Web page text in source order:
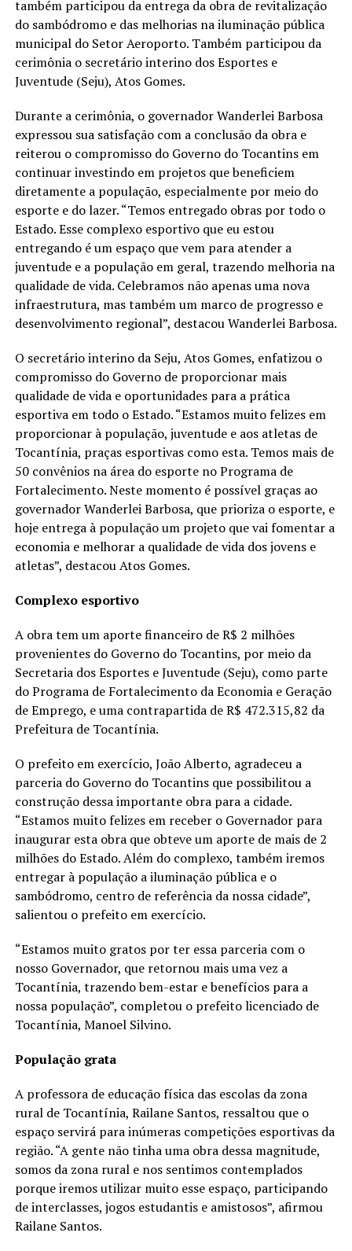
também participou da entrega da obra de revitalização
do sambódromo e das melhorias na iluminação pública
municipal do Setor Aeroporto. Também participou da
cerimônia o secretário interino dos Esportes e
Juventude (Seju), Atos Gomes.
Durante a cerimônia, o governador Wanderlei Barbosa
expressou sua satisfação com a conclusão da obra e
reiterou o compromisso do Governo do Tocantins em
continuar investindo em projetos que beneficiem
diretamente a população, especialmente por meio do
esporte e do lazer. “Temos entregado obras por todo o
Estado. Esse complexo esportivo que eu estou
entregando é um espaço que vem para atender a
juventude e a população em geral, trazendo melhoria na
qualidade de vida. Celebramos não apenas uma nova
infraestrutura, mas também um marco de progresso e
desenvolvimento regional”, destacou Wanderlei Barbosa.
O secretário interino da Seju, Atos Gomes, enfatizou o
compromisso do Governo de proporcionar mais
qualidade de vida e oportunidades para a prática
esportiva em todo o Estado. “Estamos muito felizes em
proporcionar à população, juventude e aos atletas de
Tocantínia, praças esportivas como esta. Temos mais de
50 convênios na área do esporte no Programa de
Fortalecimento. Neste momento é possível graças ao
governador Wanderlei Barbosa, que prioriza o esporte, e
hoje entrega à população um projeto que vai fomentar a
economia e melhorar a qualidade de vida dos jovens e
atletas”, destacou Atos Gomes.
Complexo esportivo
A obra tem um aporte financeiro de R$ 2 milhões
provenientes do Governo do Tocantins, por meio da
Secretaria dos Esportes e Juventude (Seju), como parte
do Programa de Fortalecimento da Economia e Geração
de Emprego, e uma contrapartida de R$ 472.315,82 da
Prefeitura de Tocantínia.
O prefeito em exercício, João Alberto, agradeceu a
parceria do Governo do Tocantins que possibilitou a
construção dessa importante obra para a cidade.
“Estamos muito felizes em receber o Governador para
inaugurar esta obra que obteve um aporte de mais de 2
milhões do Estado. Além do complexo, também iremos
entregar à população a iluminação pública e o
sambódromo, centro de referência da nossa cidade”,
salientou o prefeito em exercício.
“Estamos muito gratos por ter essa parceria com o
nosso Governador, que retornou mais uma vez a
Tocantínia, trazendo bem-estar e benefícios para a
nossa população”, completou o prefeito licenciado de
Tocantínia, Manoel Silvino.
População grata
A professora de educação física das escolas da zona
rural de Tocantínia, Railane Santos, ressaltou que o
espaço servirá para inúmeras competições esportivas da
região. “A gente não tinha uma obra dessa magnitude,
somos da zona rural e nos sentimos contemplados
porque iremos utilizar muito esse espaço, participando
de interclasses, jogos estudantis e amistosos”, afirmou
Railane Santos.